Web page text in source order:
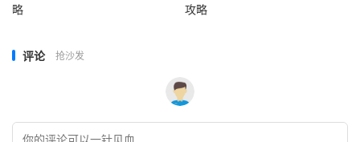
略
攻略
评论 抢沙发